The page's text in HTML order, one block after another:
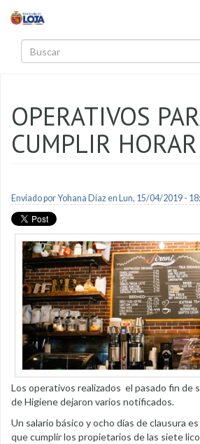
OPERATIVOS
CUMPLIR
Enviado porYohana Diazen Lun, 15/04/2019 -
Los operativos realizados el pasado fin de
de Higiene dejaron varios notificados.
Un salario básico y ocho días de clausura
que cumplir los propietarios de las siete